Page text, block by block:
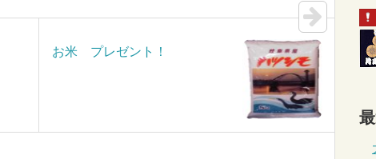
お米 プレゼント！